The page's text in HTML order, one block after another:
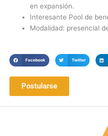
en expansión.
Interesante Pool de
Modalidad: presencial
Facebook Twitter
Postularse